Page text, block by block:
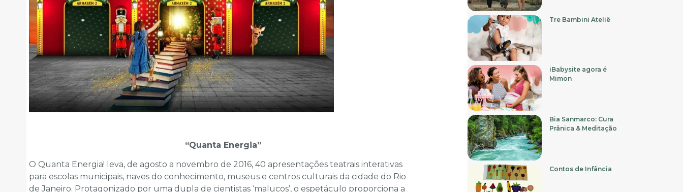
“Quanta Energia”
O Quanta Energia! leva, de agosto a novembro de 2016, 40 apresentações teatrais interativas
para escolas municipais, naves do conhecimento, museus e centros culturais da cidade do Rio
de Janeiro. Protagonizado por uma dupla de cientistas ‘malucos’, o espetáculo proporciona a
Tre Bambini Ateliê
iBabysite agora é
Mimon
Bia Sanmarco: Cura
Prânica & Meditação
Contos de Infância